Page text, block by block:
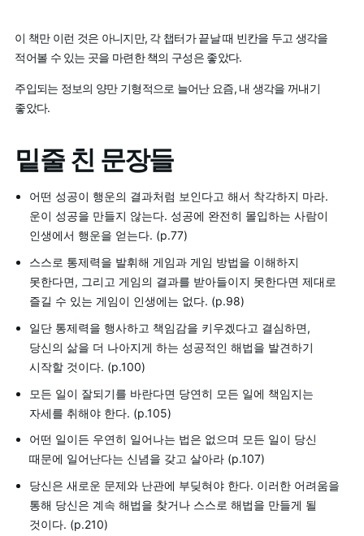
이 책만 이런 것은 아니지만, 각 챕터가 끝날 때 빈칸을 두고 생각을
적어볼 수 있는 곳을 마련한 책의 구성은 좋았다.
주입되는 정보의 양만 기형적으로 늘어난 요즘, 내 생각을 꺼내기
좋았다.
밑줄 친 문장들
어떤 성공이 행운의 결과처럼 보인다고 해서 착각하지 마라.
운이 성공을 만들지 않는다. 성공에 완전히 몰입하는 사람이
인생에서 행운을 얻는다. (p.77)
스스로 통제력을 발휘해 게임과 게임 방법을 이해하지
못한다면, 그리고 게임의 결과를 받아들이지 못한다면 제대로
즐길 수 있는 게임이 인생에는 없다. (p.98)
일단 통제력을 행사하고 책임감을 키우겠다고 결심하면,
당신의 삶을 더 나아지게 하는 성공적인 해법을 발견하기
시작할 것이다. (p.100)
모든 일이 잘되기를 바란다면 당연히 모든 일에 책임지는
자세를 취해야 한다. (p.105)
어떤 일이든 우연히 일어나는 법은 없으며 모든 일이 당신
때문에 일어난다는 신념을 갖고 살아라 (p.107)
당신은 새로운 문제와 난관에 부딪혀야 한다. 이러한 어려움을
통해 당신은 계속 해법을 찾거나 스스로 해법을 만들게 될
것이다. (p.210)